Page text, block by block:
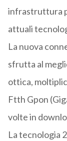
infrastruttura
attuali
La nuova
sfrutta al
ottica,
Ftth Gpon
volte in
La tecnologia